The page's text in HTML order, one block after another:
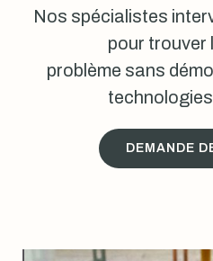
Nos spécialistes
pour trouver
problème sans
DEMANDE